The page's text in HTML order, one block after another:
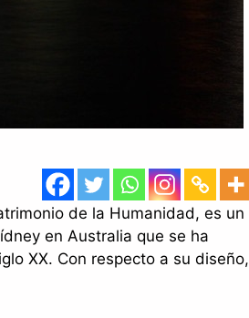
de la Humanidad, es un
en Australia que se ha
XX. Con respecto a su diseño,